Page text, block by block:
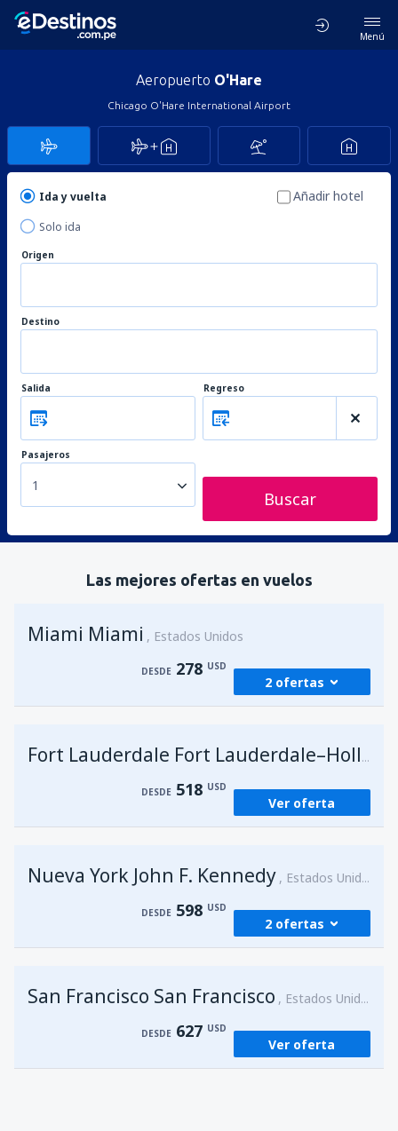
Menú
Aeropuerto O'Hare
Chicago O'Hare International Airport
Ida y vuelta
Solo ida
Añadir hotel
Origen
Destino
Salida Regreso
Pasajeros
1
Buscar
Las mejores ofertas en vuelos
Miami Miami Estados Unidos
DESDE 278 USD
2 ofertas
DESDE 278 USD
(LIM)
DESDE 581USD
Fort Lauderdale Fort Lauderdale–Hollywood Intl Airport
DESDE 518 USD
Ver oferta
Nueva York John F. Kennedy Estados Unidos
DESDE 598 USD
2 ofertas
DESDE 598 USD
(LIM)
DESDE 764USD
San Francisco San Francisco Estados Unidos
DESDE 627 USD
Ver oferta